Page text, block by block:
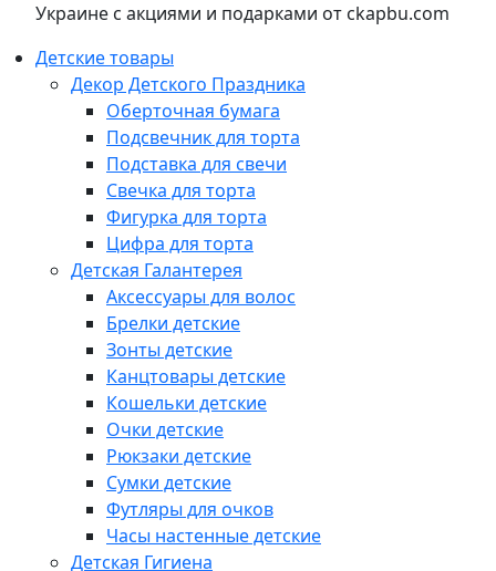
Украине с акциями и подарками от ckapbu.com
Детские товары
Декор Детского Праздника
Оберточная бумага
Подсвечник для торта
Подставка для свечи
Свечка для торта
Фигурка для торта
Цифра для торта
Детская Галантерея
Аксессуары для волос
Брелки детские
Зонты детские
Канцтовары детские
Кошельки детские
Очки детские
Рюкзаки детские
Сумки детские
Футляры для очков
Часы настенные детские
Детская Гигиена